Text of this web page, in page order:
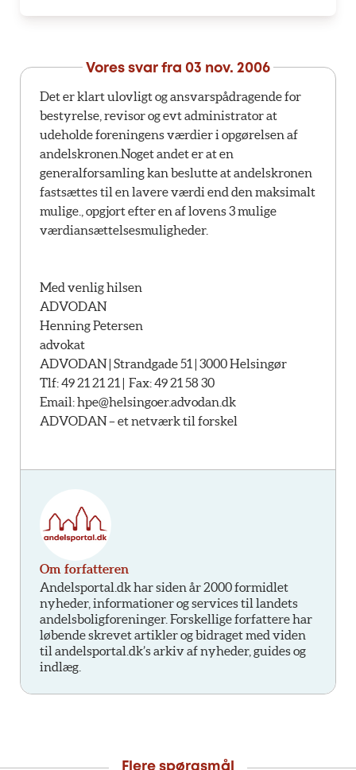
Vores svar fra 03 nov. 2006
Det er klart ulovligt og ansvarspådragende for
bestyrelse, revisor og evt administrator at
udeholde foreningens værdier i opgørelsen af
andelskronen.Noget andet er at en
generalforsamling kan beslutte at andelskronen
fastsættes til en lavere værdi end den maksimalt
mulige., opgjort efter en af lovens 3 mulige
værdiansættelsesmuligheder.
Med venlig hilsen
ADVODAN
Henning Petersen
advokat
ADVODAN | Strandgade 51 | 3000 Helsingør
Tlf: 49 21 21 21 | Fax: 49 21 58 30
Email:hpe@helsingoer.advodan.dk
ADVODAN – et netværk til forskel
Om forfatteren
Andelsportal.dk har siden år 2000 formidlet
nyheder, informationer og services til landets
andelsboligforeninger. Forskellige forfattere har
løbende skrevet artikler og bidraget med viden
til andelsportal.dk’s arkiv af nyheder, guides og
indlæg.
Flere spørgsmål